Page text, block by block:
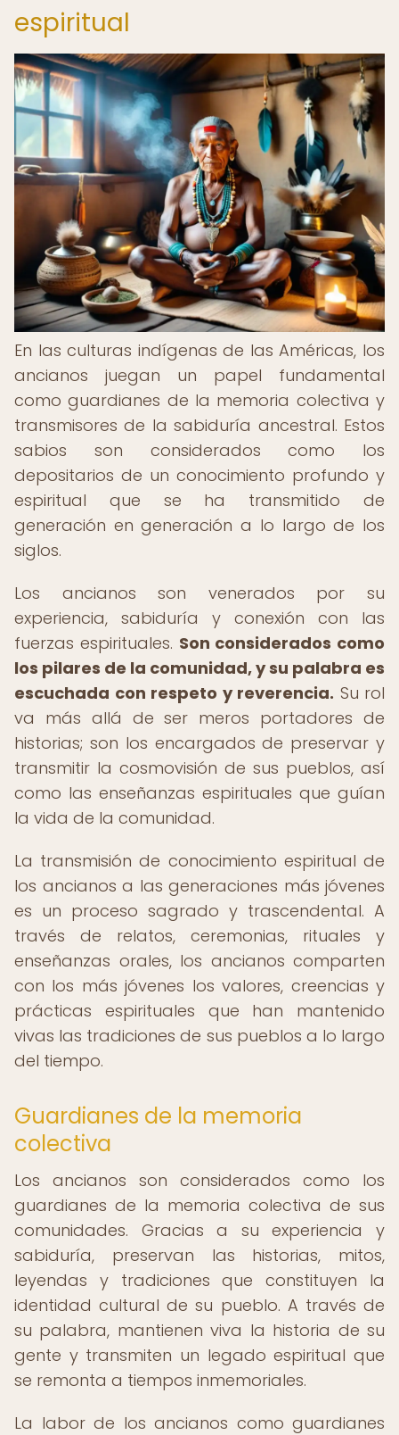
espiritual
En las culturas indígenas de las Américas, los
ancianos juegan un papel fundamental
como guardianes de la memoria colectiva y
transmisores de la sabiduría ancestral. Estos
sabios son considerados como los
depositarios de un conocimiento profundo y
espiritual que se ha transmitido de
generación en generación a lo largo de los
siglos.
Los ancianos son venerados por su
experiencia, sabiduría y conexión con las
fuerzas espirituales. Son considerados como
los pilares de la comunidad, y su palabra es
escuchada con respeto y reverencia. Su rol
va más allá de ser meros portadores de
historias; son los encargados de preservar y
transmitir la cosmovisión de sus pueblos, así
como las enseñanzas espirituales que guían
la vida de la comunidad.
La transmisión de conocimiento espiritual de
los ancianos a las generaciones más jóvenes
es un proceso sagrado y trascendental. A
través de relatos, ceremonias, rituales y
enseñanzas orales, los ancianos comparten
con los más jóvenes los valores, creencias y
prácticas espirituales que han mantenido
vivas las tradiciones de sus pueblos a lo largo
del tiempo.
Guardianes de la memoria
colectiva
Los ancianos son considerados como los
guardianes de la memoria colectiva de sus
comunidades. Gracias a su experiencia y
sabiduría, preservan las historias, mitos,
leyendas y tradiciones que constituyen la
identidad cultural de su pueblo. A través de
su palabra, mantienen viva la historia de su
gente y transmiten un legado espiritual que
se remonta a tiempos inmemoriales.
La labor de los ancianos como guardianes